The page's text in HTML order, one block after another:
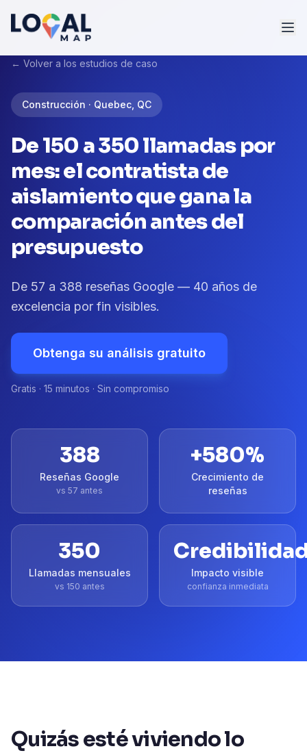
← Volver a los estudios de caso
Construcción · Quebec, QC
De 150 a 350 llamadas por
mes: el contratista de
aislamiento que gana la
comparación antes del
presupuesto
De 57 a 388 reseñas Google — 40 años de
excelencia por fin visibles.
Obtenga su análisis gratuito
Gratis · 15 minutos · Sin compromiso
388
Reseñas Google
vs 57 antes
+580%
Crecimiento de
reseñas
350
Llamadas mensuales
vs 150 antes
Impacto visible
confianza inmediata
Quizás esté viviendo lo